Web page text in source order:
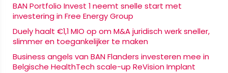
BAN Portfolio Invest 1 neemt snelle start met
investering in Free Energy Group
Duely haalt €1,1 MIO op om M&A juridisch werk sneller,
slimmer en toegankelijker te maken
Business angels van BAN Flanders investeren mee in
Belgische HealthTech scale-up ReVision Implant